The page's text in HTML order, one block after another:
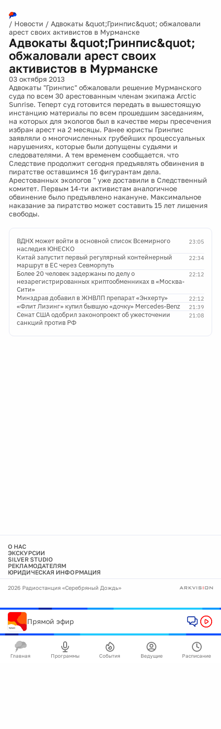
/ Новости / Адвокаты &quot;Гринпис&quot; обжаловали
арест своих активистов в Мурманске
Адвокаты &quot;Гринпис&quot;
обжаловали арест своих
активистов в Мурманске
03 октября 2013
Адвокаты "Гринпис" обжаловали решение Мурманского
суда по всем 30 арестованным членам экипажа Arctic
Sunrise. Теперт суд готовится передать в вышестоящую
инстанцию материалы по всем прошедшим заседаниям,
на которых для экологов был в качестве меры пресечения
избран арест на 2 месяцы. Ранее юристы Гринпис
заявляли о многочисленных грубейших процессуальных
нарушениях, которые были допущены судьями и
следователями. А тем временем сообщается. что
Следствие продолжит сегодня предъявлять обвинения в
пиратстве оставшимся 16 фигурантам дела.
Арестованных экологов " уже доставили в Следственный
комитет. Первым 14-ти активистам аналогичное
обвинение было предъявлено накануне. Максимальное
наказание за пиратство может составить 15 лет лишения
свободы.
23:05
ВДНХ может войти в основной список Всемирного
наследия ЮНЕСКО
22:34
Китай запустит первый регулярный контейнерный
маршрут в ЕС через Севморпуть
22:12
Более 20 человек задержаны по делу о
незарегистрированных криптообменниках в «Москва-
Сити»
22:12
Минздрав добавил в ЖНВЛП препарат «Энхерту»
21:39
«Флит Лизинг» купил бывшую «дочку» Mercedes-Benz
21:08
Сенат США одобрил законопроект об ужесточении
санкций против РФ
О НАС
ЭКСКУРСИИ
SILVER STUDIO
РЕКЛАМОДАТЕЛЯМ
ЮРИДИЧЕСКАЯ ИНФОРМАЦИЯ
2026 Радиостанция «Серебряный Дождь»
Прямой эфир
Главная Программы События Ведущие Расписание